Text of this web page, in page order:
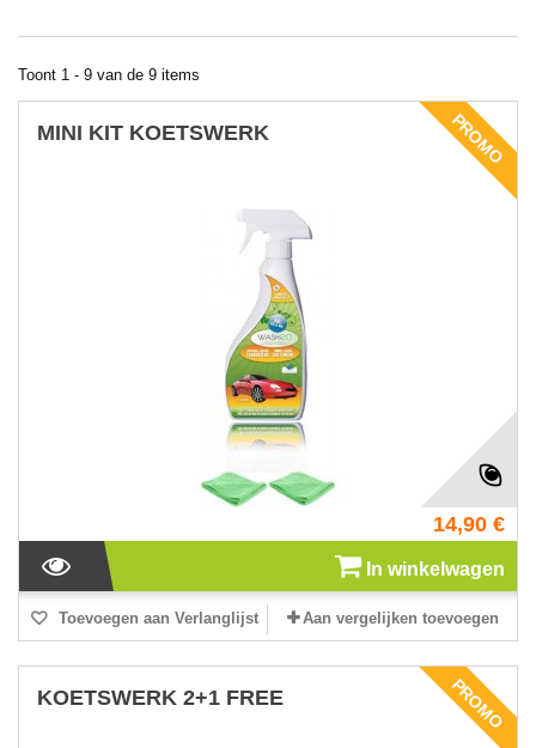
Toont 1 - 9 van de 9 items
PROMO
MINI KIT KOETSWERK
14,90 €
In winkelwagen
Toevoegen aan Verlanglijst Aan vergelijken toevoegen
PROMO
KOETSWERK 2+1 FREE